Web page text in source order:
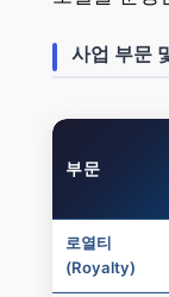
사업 부문
부문
로열티
(Royalty)